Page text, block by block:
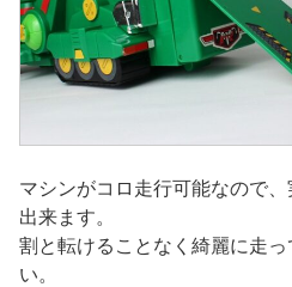
マシンがコロ走行可能なので
出来ます。
割と転けることなく綺麗に走
い。